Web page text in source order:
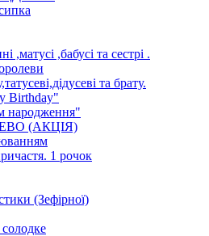
,матусі ,бабусі та сестрі .
та брату.
Birthday"
народження"
(АКЦІЯ)
1 рочок
(Зефірної)